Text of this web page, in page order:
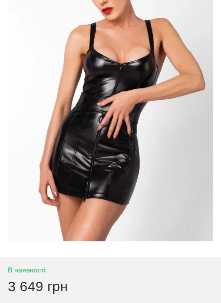
В наявності
3 649 грн